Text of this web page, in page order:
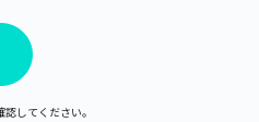
してください。